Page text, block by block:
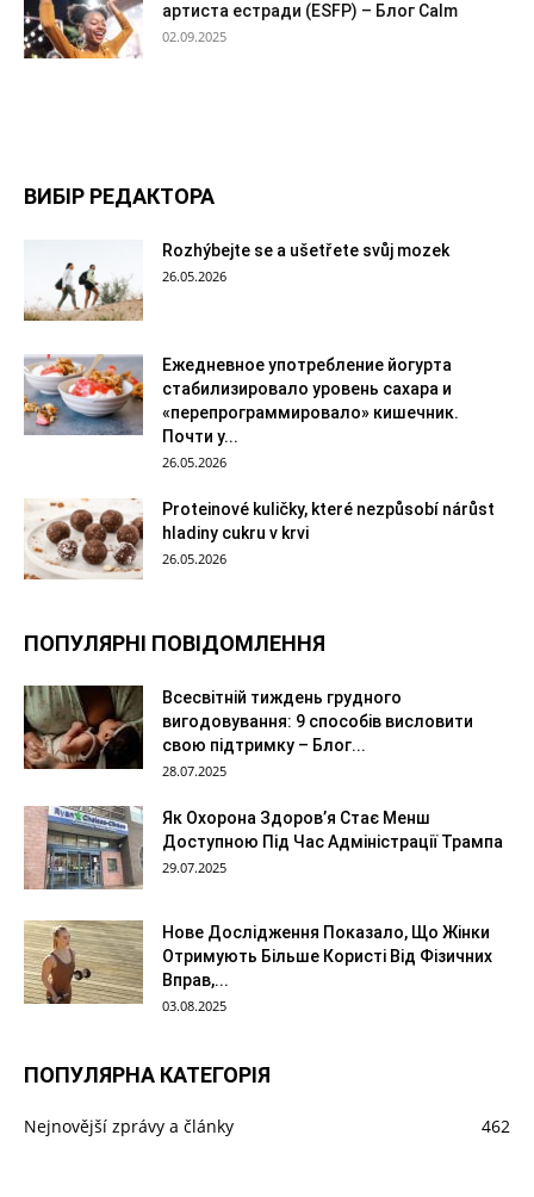
артиста естради (ESFP) – Блог Calm
02.09.2025
ВИБІР РЕДАКТОРА
Rozhýbejte se a ušetřete svůj mozek
26.05.2026
Ежедневное употребление йогурта
стабилизировало уровень сахара и
«перепрограммировало» кишечник.
Почти у...
26.05.2026
Proteinové kuličky, které nezpůsobí nárůst
hladiny cukru v krvi
26.05.2026
ПОПУЛЯРНІ ПОВІДОМЛЕННЯ
Всесвітній тиждень грудного
вигодовування: 9 способів висловити
свою підтримку – Блог...
28.07.2025
Як Охорона Здоров’я Стає Менш
Доступною Під Час Адміністрації Трампа
29.07.2025
Нове Дослідження Показало, Що Жінки
Отримують Більше Користі Від Фізичних
Вправ,...
03.08.2025
ПОПУЛЯРНА КАТЕГОРІЯ
Nejnovější zprávy a články 462